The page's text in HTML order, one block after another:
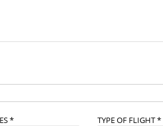
* TYPE OF FLIGHT *